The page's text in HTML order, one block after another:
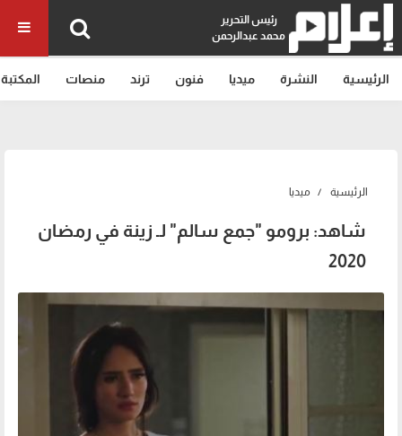
رئيس التحرير
محمد عبدالرحمن
الرئيسية النشرة ميديا فنون ترند منصات المكتبة
الرئيسية ميديا
شاهد: برومو "جمع سالم" لـ زينة في رمضان
2020